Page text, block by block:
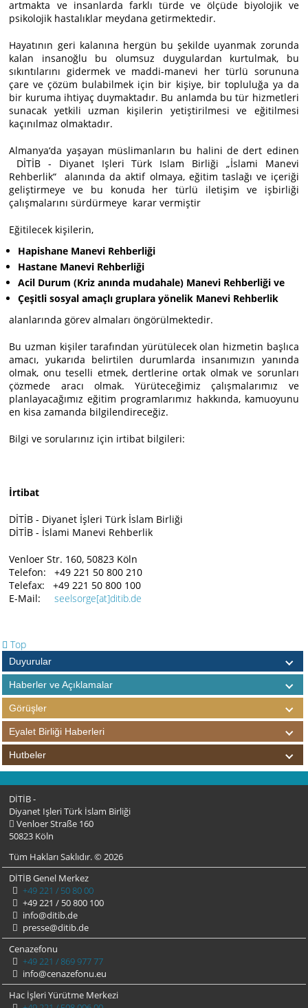
artmakta ve insanlarda farklı türde ve ölçüde biyolojik ve
psikolojik hastalıklar meydana getirmektedir.
Hayatının geri kalanına hergün bu şekilde uyanmak zorunda
kalan insanoğlu bu olumsuz duygulardan kurtulmak, bu
sıkıntılarını gidermek ve maddi-manevi her türlü sorununa
çare ve çözüm bulabilmek için bir kişiye, bir topluluğa ya da
bir kuruma ihtiyaç duymaktadır. Bu anlamda bu tür hizmetleri
sunacak yetkili uzman kişilerin yetiştirilmesi ve eğitilmesi
kaçınılmaz olmaktadır.
Almanya‘da yaşayan müslimanların bu halini de dert edinen
DİTİB - Diyanet Işleri Türk Islam Birliği „İslami Manevi
Rehberlik“ alanında da aktif olmaya, eğitim taslağı ve içeriği
geliştirmeye ve bu konuda her türlü iletişim ve işbirliği
çalışmalarını sürdürmeye karar vermiştir
Eğitilecek kişilerin,
Hapishane Manevi Rehberliği
Hastane Manevi Rehberliği
Acil Durum (Kriz anında mudahale) Manevi Rehberliği ve
Çeşitli sosyal amaçlı gruplara yönelik Manevi Rehberlik
alanlarında görev almaları öngörülmektedir.
Bu uzman kişiler tarafından yürütülecek olan hizmetin başlıca
amacı, yukarıda belirtilen durumlarda insanımızın yanında
olmak, onu teselli etmek, dertlerine ortak olmak ve sorunları
çözmede aracı olmak. Yürüteceğimiz çalışmalarımız ve
planlayacağımız eğitim programlarımız hakkında, kamuoyunu
en kisa zamanda bilgilendireceğiz.
Bilgi ve sorularınız için irtibat bilgileri:
İrtibat
DİTİB - Diyanet İşleri Türk İslam Birliği
DİTİB - İslami Manevi Rehberlik
Venloer Str. 160, 50823 Köln
Telefon: +49 221 50 800 210
Telefax: +49 221 50 800 100
E-Mail:seelsorge[at]ditib.de
Top
Duyurular
Haberler ve Açıklamalar
Görüşler
Eyalet Birliği Haberleri
Hutbeler
DİTİB -
Diyanet Işleri Türk İslam Birliği
Venloer Straße 160
50823 Köln
Tüm Hakları Saklıdır. © 2026
DİTİB Genel Merkez
+49 221 / 50 80 00
+49 221 / 50 800 100
info@ditib.de
presse@ditib.de
Cenazefonu
+49 221 / 869 977 77
info@cenazefonu.eu
Hac İşleri Yürütme Merkezi